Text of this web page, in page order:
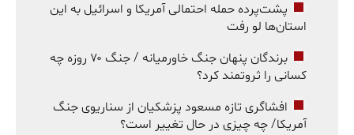
پشت‌پرده حمله احتمالی آمریکا و اسرائیل به این
استان‌ها لو رفت
برندگان پنهان جنگ خاورمیانه / جنگ ۷۰ روزه چه
کسانی را ثروتمند کرد؟
افشاگری تازه مسعود پزشکیان از سناریوی جنگ
آمریکا/ چه چیزی در حال تغییر است؟